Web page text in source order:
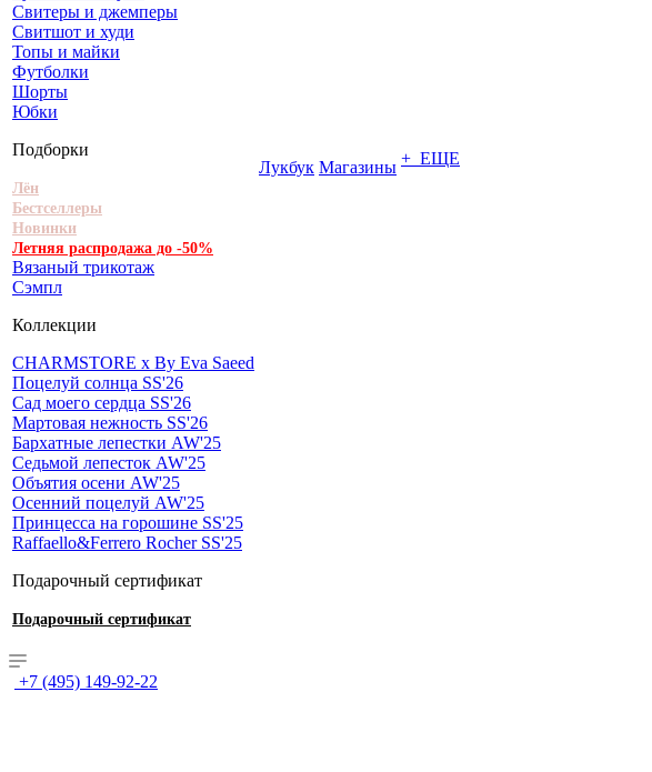
Свитеры и джемперы
Свитшот и худи
Топы и майки
Футболки
Шорты
Юбки
Подборки
Лён
Бестселлеры
Новинки
Летняя распродажа до -50%
Вязаный трикотаж
Сэмпл
Коллекции
CHARMSTORE х By Eva Saeed
Поцелуй солнца SS'26
Сад моего сердца SS'26
Мартовая нежность SS'26
Бархатные лепестки AW'25
Седьмой лепесток AW'25
Объятия осени AW'25
Осенний поцелуй AW'25
Принцесса на горошине SS'25
Raffaello&Ferrero Rocher SS'25
Подарочный сертификат
Подарочный сертификат
Лукбук Магазины + ЕЩЕ
+7 (495) 149-92-22